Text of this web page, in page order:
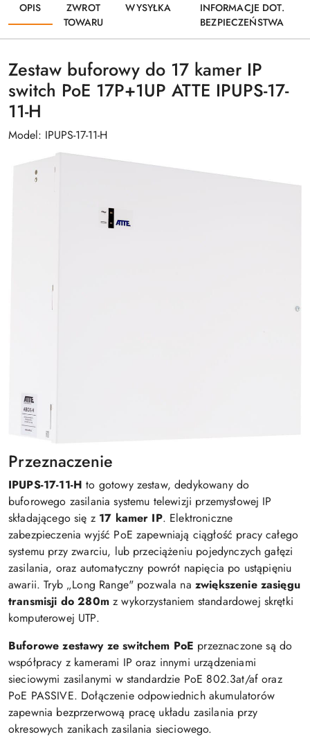
OPIS
ZWROT
TOWARU
WYSYŁKA
INFORMACJE DOT.
BEZPIECZEŃSTWA
Zestaw buforowy do 17 kamer IP
switch PoE 17P+1UP ATTE IPUPS-17-
11-H
Model: IPUPS-17-11-H
Przeznaczenie
IPUPS-17-11-Hto gotowy zestaw, dedykowany do
buforowego zasilania systemu telewizji przemysłowej IP
składającego się z 17 kamer IP. Elektroniczne
zabezpieczenia wyjść PoE zapewniają ciągłość pracy całego
systemu przy zwarciu, lub przeciążeniu pojedynczych gałęzi
zasilania, oraz automatyczny powrót napięcia po ustąpięniu
awarii. Tryb „Long Range" pozwala na zwiększenie zasięgu
transmisji do 280mz wykorzystaniem standardowej skrętki
komputerowej UTP.
Buforowe zestawy ze switchem PoE przeznaczone są do
współpracy z kamerami IP oraz innymi urządzeniami
sieciowymi zasilanymi w standardzie PoE 802.3at/af oraz
PoE PASSIVE. Dołączenie odpowiednich akumulatorów
zapewnia bezprzerwową pracę układu zasilania przy
okresowych zanikach zasilania sieciowego.